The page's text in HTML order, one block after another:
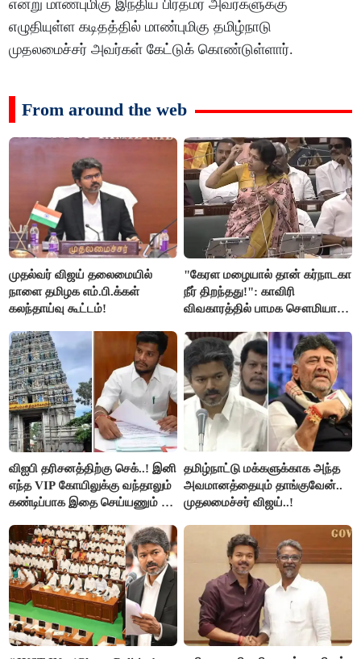
என்று மாண்புமிகு இந்திய பிரதமர் அவர்களுக்கு
எழுதியுள்ள கடிதத்தில் மாண்புமிகு தமிழ்நாடு
முதலமைச்சர் அவர்கள் கேட்டுக் கொண்டுள்ளார்.
From around the web
முதல்வர் விஜய் தலைமையில்
நாளை தமிழக எம்.பி.க்கள்
கலந்தாய்வு கூட்டம்!
"கேரள மழையால் தான் கர்நாடகா
நீர் திறந்தது!": காவிரி
விவகாரத்தில் பாமக சௌமியா
விஐபி தரிசனத்திற்கு செக்..! இனி
எந்த VIP கோயிலுக்கு வந்தாலும்
கண்டிப்பாக இதை செய்யணும் -
தமிழ்நாட்டு மக்களுக்காக அந்த
அவமானத்தையும் தாங்குவேன்..
முதலமைச்சர் விஜய்..!